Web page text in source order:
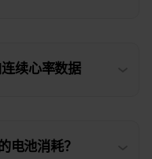
续心率数据
电池消耗？